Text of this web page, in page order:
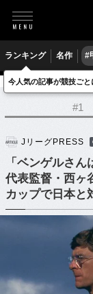
ランキング 名作 #
サッカー 海外サッ
#1
JリーグPRESS
「ベンゲルさ
代表監督・西ヶ
カップで日本と
今人気の記事が競技ごと